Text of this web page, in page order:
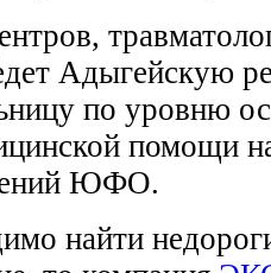
Адыгейскую
по уровню
помощи
ЮФО.
найти